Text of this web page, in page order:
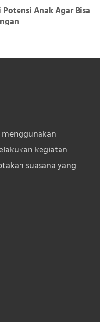
Anak Agar Bisa
kegiatan
suasana yang